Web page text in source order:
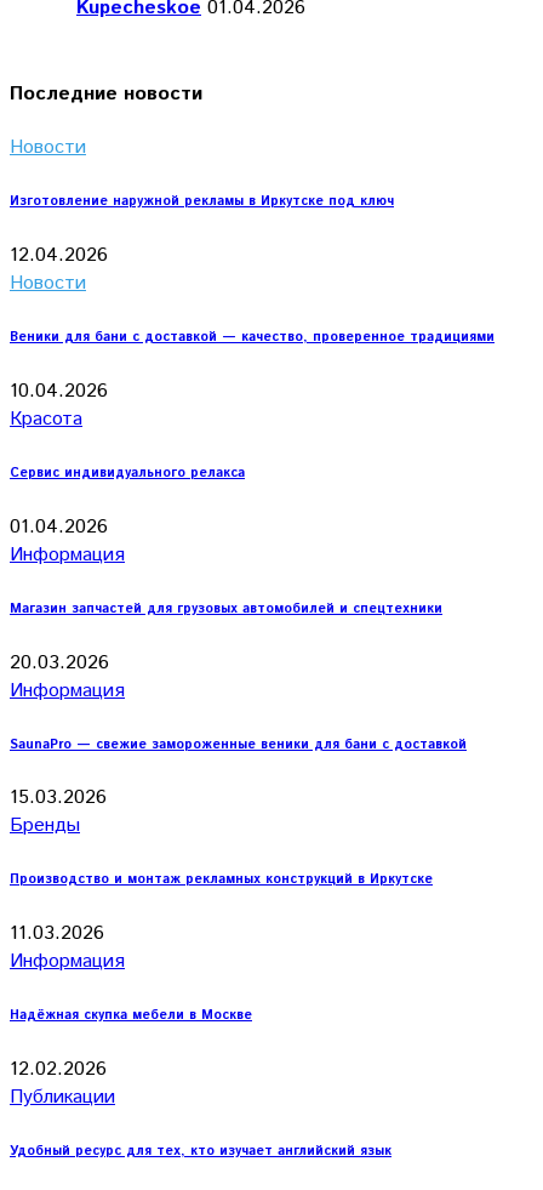
Kupecheskoe 01.04.2026
Последние новости
Новости
Изготовление наружной рекламы в Иркутске под ключ
12.04.2026
Новости
Веники для бани с доставкой — качество, проверенное традициями
10.04.2026
Красота
Сервис индивидуального релакса
01.04.2026
Информация
Магазин запчастей для грузовых автомобилей и спецтехники
20.03.2026
Информация
SaunaPro — свежие замороженные веники для бани с доставкой
15.03.2026
Бренды
Производство и монтаж рекламных конструкций в Иркутске
11.03.2026
Информация
Надёжная скупка мебели в Москве
12.02.2026
Публикации
Удобный ресурс для тех, кто изучает английский язык